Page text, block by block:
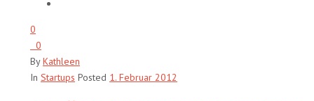
0
0
ByKathleen
In Startups Posted 1. Februar 2012